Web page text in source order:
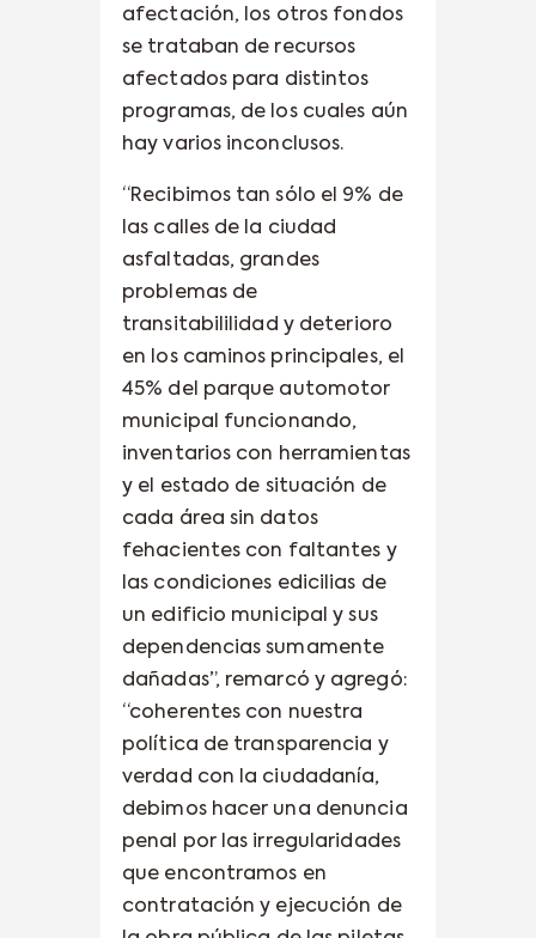
afectación, los otros fondos
se trataban de recursos
afectados para distintos
programas, de los cuales aún
hay varios inconclusos.
“Recibimos tan sólo el 9% de
las calles de la ciudad
asfaltadas, grandes
problemas de
transitabililidad y deterioro
en los caminos principales, el
45% del parque automotor
municipal funcionando,
inventarios con herramientas
y el estado de situación de
cada área sin datos
fehacientes con faltantes y
las condiciones edicilias de
un edificio municipal y sus
dependencias sumamente
dañadas”, remarcó y agregó:
“coherentes con nuestra
política de transparencia y
verdad con la ciudadanía,
debimos hacer una denuncia
penal por las irregularidades
que encontramos en
contratación y ejecución de